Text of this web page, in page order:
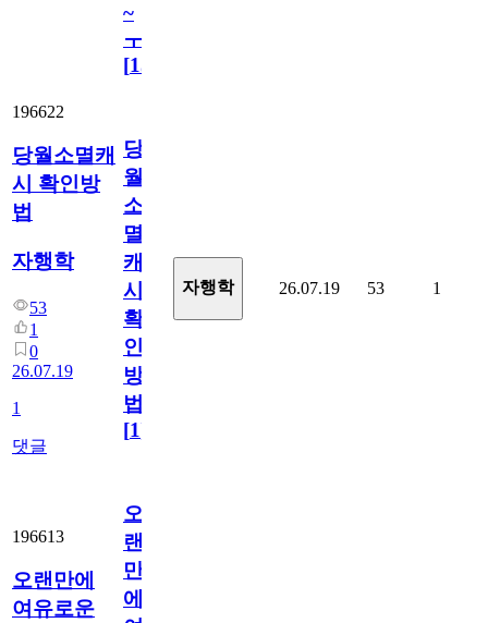
~
ㅜ
[15
196622
당월소멸캐
시 확인방
법
자행학
53
1
0
26.07.19
1
댓글
당
월
소
멸
캐
시
확
인
방
법
[1]
자행학 26.07.19 53 1
196613
오랜만에
여유로운
오
랜
만
에